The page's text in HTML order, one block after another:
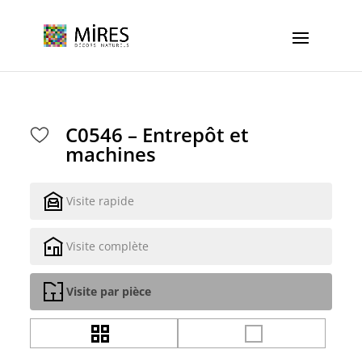
C0546 – Entrepôt et
machines
Visite rapide
Visite complète
Visite par pièce